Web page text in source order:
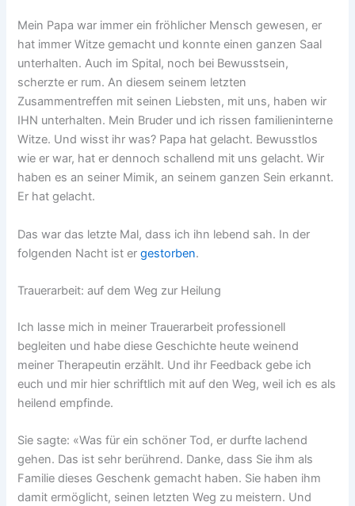
Mein Papa war immer ein fröhlicher Mensch gewesen, er
hat immer Witze gemacht und konnte einen ganzen Saal
unterhalten. Auch im Spital, noch bei Bewusstsein,
scherzte er rum. An diesem seinem letzten
Zusammentreffen mit seinen Liebsten, mit uns, haben wir
IHN unterhalten. Mein Bruder und ich rissen familieninterne
Witze. Und wisst ihr was? Papa hat gelacht. Bewusstlos
wie er war, hat er dennoch schallend mit uns gelacht. Wir
haben es an seiner Mimik, an seinem ganzen Sein erkannt.
Er hat gelacht.
Das war das letzte Mal, dass ich ihn lebend sah. In der
folgenden Nacht ist ergestorben.
Trauerarbeit: auf dem Weg zur Heilung
Ich lasse mich in meiner Trauerarbeit professionell
begleiten und habe diese Geschichte heute weinend
meiner Therapeutin erzählt. Und ihr Feedback gebe ich
euch und mir hier schriftlich mit auf den Weg, weil ich es als
heilend empfinde.
Sie sagte: «Was für ein schöner Tod, er durfte lachend
gehen. Das ist sehr berührend. Danke, dass Sie ihm als
Familie dieses Geschenk gemacht haben. Sie haben ihm
damit ermöglicht, seinen letzten Weg zu meistern. Und